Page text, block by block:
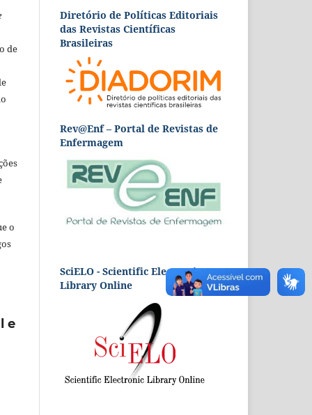
de
o
e
Diretório de Políticas Editoriais
das Revistas Científicas
Brasileiras
Rev@Enf – Portal de Revistas de
Enfermagem
SciELO - Scientific Electronic
Library Online